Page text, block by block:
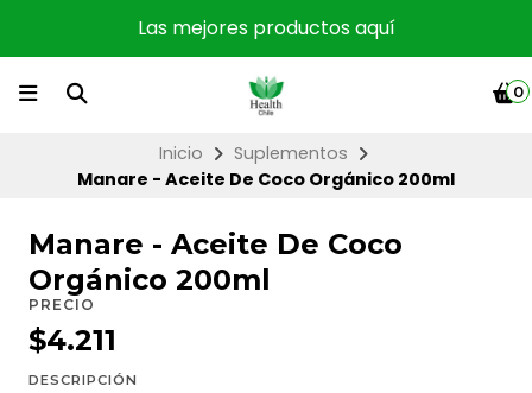
Las mejores productos aquí
0
Inicio
Suplementos
Manare - Aceite De Coco Orgánico 200ml
Manare - Aceite De Coco
Orgánico 200ml
PRECIO
$4.211
DESCRIPCIÓN